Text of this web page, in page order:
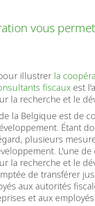
vous
illustrer la
fiscaux est
la recherche et le
la Belgique est de
Étant
plusieurs
L'une
la recherche et le
de transférer
aux autorités
et aux